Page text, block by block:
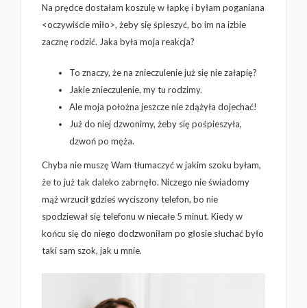
Na prędce dostałam koszulę w łapkę i byłam poganiana
<oczywiście miło>, żeby się śpieszyć, bo im na izbie
zacznę rodzić. Jaka była moja reakcja?
To znaczy, że na znieczulenie już się nie załapię?
Jakie znieczulenie, my tu rodzimy.
Ale moja położna jeszcze nie zdążyła dojechać!
Już do niej dzwonimy, żeby się pośpieszyła,
dzwoń po męża.
Chyba nie muszę Wam tłumaczyć w jakim szoku byłam,
że to już tak daleko zabrnęło. Niczego nie świadomy
mąż wrzucił gdzieś wyciszony telefon, bo nie
spodziewał się telefonu w niecałe 5 minut. Kiedy w
końcu się do niego dodzwoniłam po głosie słuchać było
taki sam szok, jak u mnie.